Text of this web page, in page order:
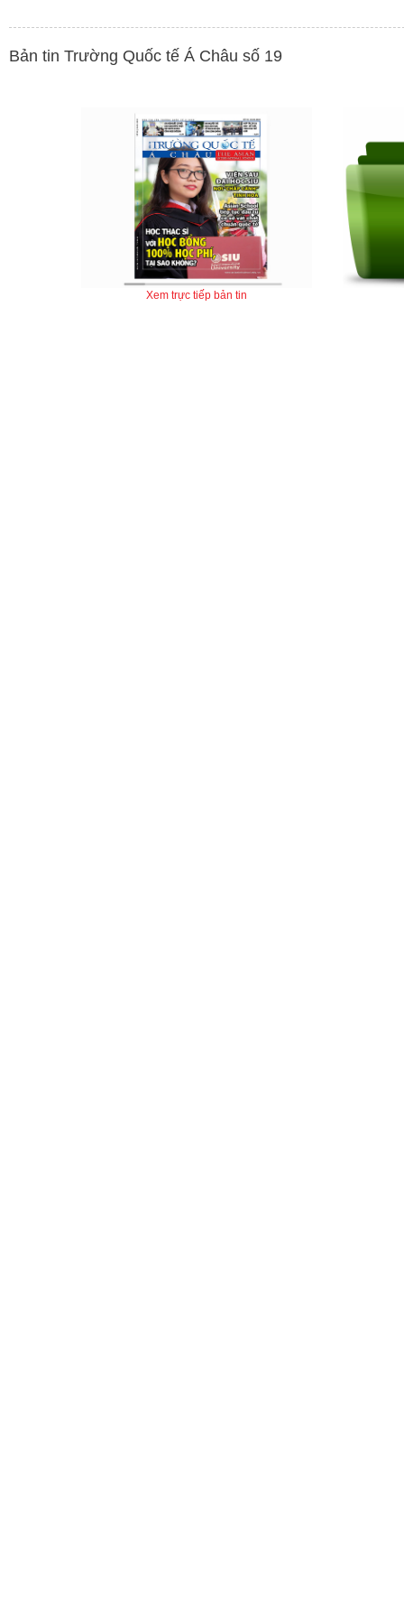
Bản tin Trường Quốc tế Á Châu số 19
Xem trực tiếp bản tin